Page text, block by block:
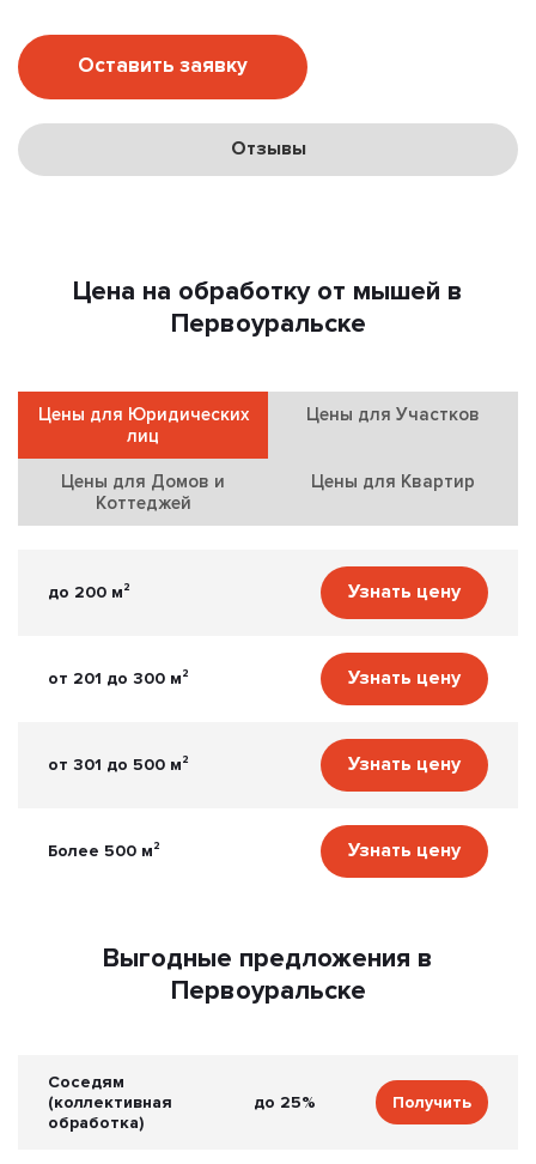
Оставить заявку
Отзывы
Цена на обработку от мышей в
Первоуральске
Цены для Юридических
лиц
Цены для Участков
Цены для Домов и
Коттеджей
Цены для Квартир
до 200 м² Узнать цену
от 201 до 300 м² Узнать цену
от 301 до 500 м² Узнать цену
Более 500 м² Узнать цену
Выгодные предложения в
Первоуральске
Соседям
(коллективная
обработка)
до 25% Получить